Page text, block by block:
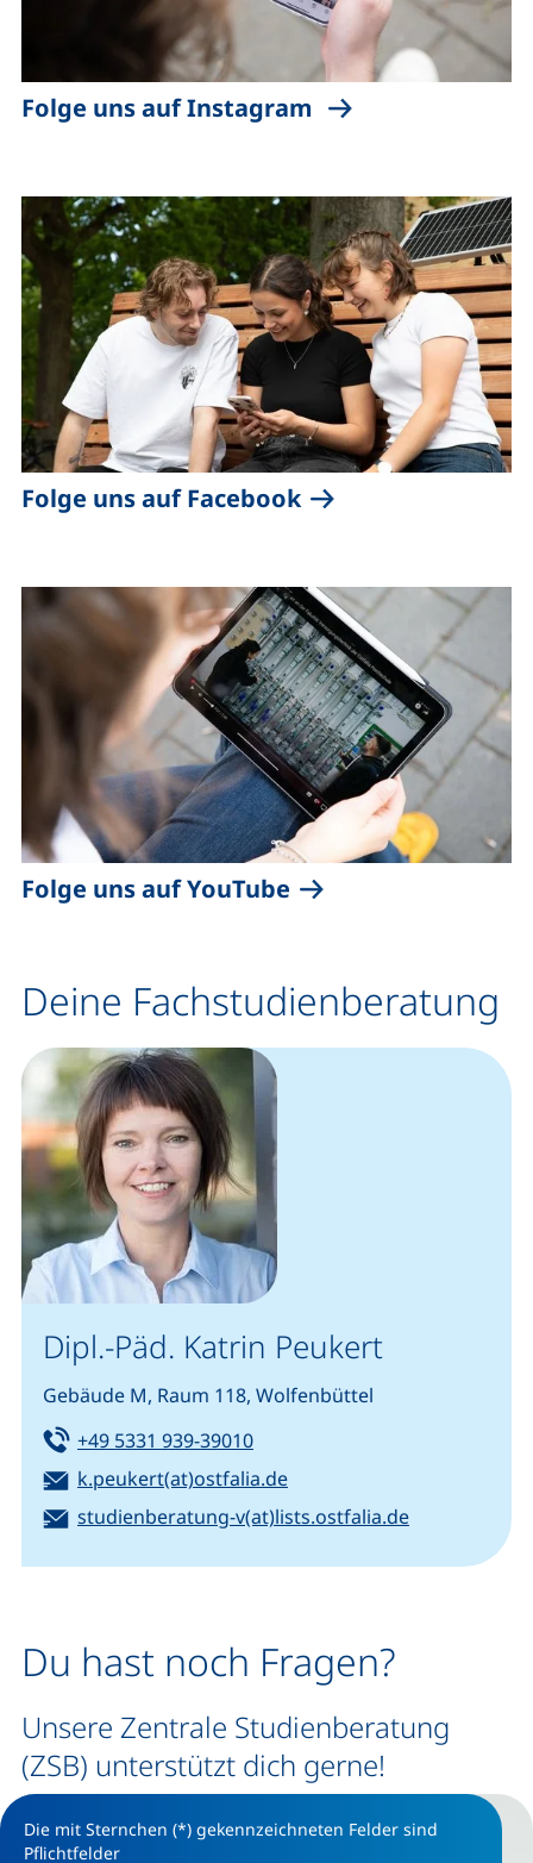
Folge uns auf Instagram (externer Link,
Folge uns auf Facebook(externer Link,
Folge uns auf YouTube (externer Link,
Deine Fachstudienberatung
Dipl.-Päd. Katrin Peukert
Gebäude M, Raum 118, Wolfenbüttel
Tel:
+49 5331 939-39010(startet einen Telefonanruf,
E-Mail:
k.peukert(at)ostfalia.de
(öffnet Ihr E-Mail-Programm)
E-Mail:
studienberatung-v(at)lists.ostfalia.de
Du hast noch Fragen?
Unsere Zentrale Studienberatung
(ZSB) unterstützt dich gerne!
Die mit Sternchen (*) gekennzeichneten Felder sind
Pflichtfelder